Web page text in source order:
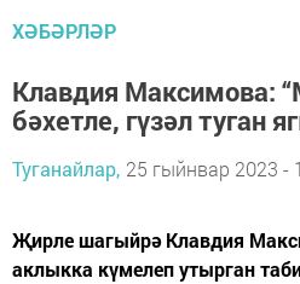
ХӘБӘРЛӘР
Клавдия Максимова:
бәхетле, гүзәл туган
Туганайлар, 25 гыйнвар 2023 -
Җирле шагыйрә Клавдия
аклыкка күмелеп утырган